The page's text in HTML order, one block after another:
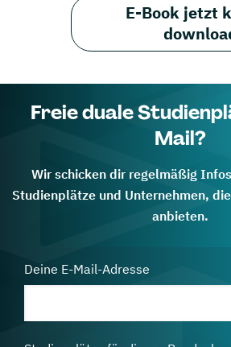
E-Book jetzt
Freie duale
Mail?
Wir schicken dir regelmäßig
Studienplätze und Unternehmen,
anbieten.
Deine E-Mail-Adresse